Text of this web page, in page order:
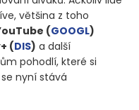
většina z toho
(GOOGL)
(DIS) a další
pohodlí, které si
nyní stává